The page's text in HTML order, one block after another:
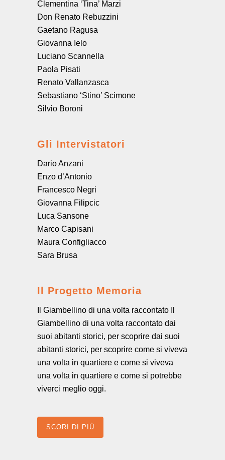
Clementina ‘Tina’ Marzi
Don Renato Rebuzzini
Gaetano Ragusa
Giovanna Ielo
Luciano Scannella
Paola Pisati
Renato Vallanzasca
Sebastiano ‘Stino’ Scimone
Silvio Boroni
Gli Intervistatori
Dario Anzani
Enzo d’Antonio
Francesco Negri
Giovanna Filipcic
Luca Sansone
Marco Capisani
Maura Configliacco
Sara Brusa
Il Progetto Memoria
Il Giambellino di una volta raccontato Il
Giambellino di una volta raccontato dai
suoi abitanti storici, per scoprire dai suoi
abitanti storici, per scoprire come si viveva
una volta in quartiere e come si viveva
una volta in quartiere e come si potrebbe
viverci meglio oggi.
SCORI DI PIÙ